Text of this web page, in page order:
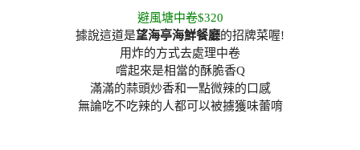
避風塘中卷$320
據說這道是望海亭海鮮餐廳的招牌菜喔!
用炸的方式去處理中卷
嚐起來是相當的酥脆香Q
滿滿的蒜頭炒香和一點微辣的口感
無論吃不吃辣的人都可以被擄獲味蕾唷